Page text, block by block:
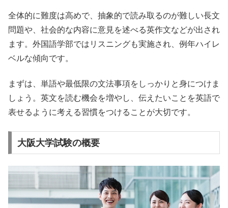
全体的に難度は高めで、抽象的で読み取るのが難しい長文
問題や、社会的な内容に意見を述べる英作文などが出され
ます。外国語学部ではリスニングも実施され、例年ハイレ
ベルな傾向です。
まずは、単語や最低限の文法事項をしっかりと身につけま
しょう。英文を読む機会を増やし、伝えたいことを英語で
表せるように考える習慣をつけることが大切です。
大阪大学試験の概要